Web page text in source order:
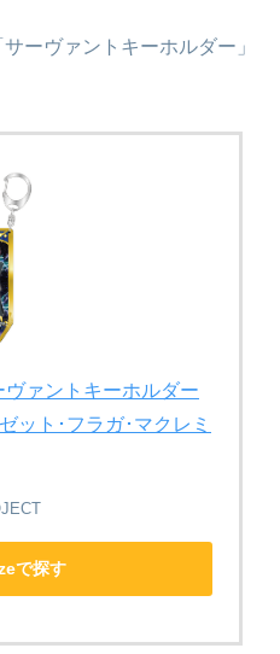
ーヴァントキーホルダー」
ヴァントキーホルダー
ト･フラガ･マクレミ
で探す